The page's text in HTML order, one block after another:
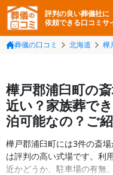
評判の良い葬儀社に
依頼できる口コミサ
葬儀の口コミ 北海道 樺
樺戸郡浦臼町の
近い？家族葬で
泊可能なの？ご
樺戸郡浦臼町には3件の斎
は評判の高い式場です。利
近かどうか、駐車場の有無